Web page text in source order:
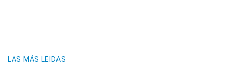
LAS MÁS LEIDAS